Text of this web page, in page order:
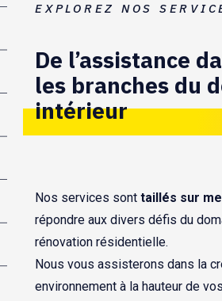
EXPLOREZ NOS
De l’assistance
les branches du
intérieur
Nos services sont taillés sur
répondre aux divers défis du
rénovation résidentielle.
Nous vous assisterons dans la
environnement à la hauteur de